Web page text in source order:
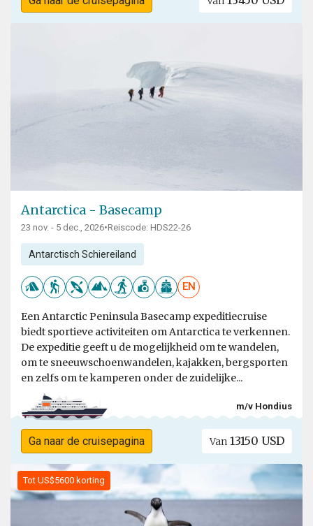
Antarctica - Basecamp
23 nov. - 5 dec., 2026•Reiscode: HDS22-26
Antarctisch Schiereiland
EN
Een Antarctic Peninsula Basecamp expeditiecruise
biedt sportieve activiteiten om Antarctica te verkennen.
De expeditie geeft u de mogelijkheid om te wandelen,
om te sneeuwschoenwandelen, kajakken, bergsporten
en zelfs om te kamperen onder de zuidelijke...
m/v Hondius
Ga naar de cruisepagina Van 13150 USD
Tot US$5600 korting